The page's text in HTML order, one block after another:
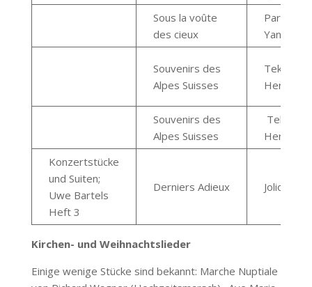
Sous la voûte
des cieux
Pareau
Yannick
Souvenirs des
Alpes Suisses
Teknia,
Hervé
Souvenirs des
Alpes Suisses
Teknia
Hervé
Konzertstücke
und Suiten;
Uwe Bartels
Heft 3
Derniers Adieux Joliot
Kirchen- und Weihnachtslieder
Einige wenige Stücke sind bekannt: Marche Nuptiale